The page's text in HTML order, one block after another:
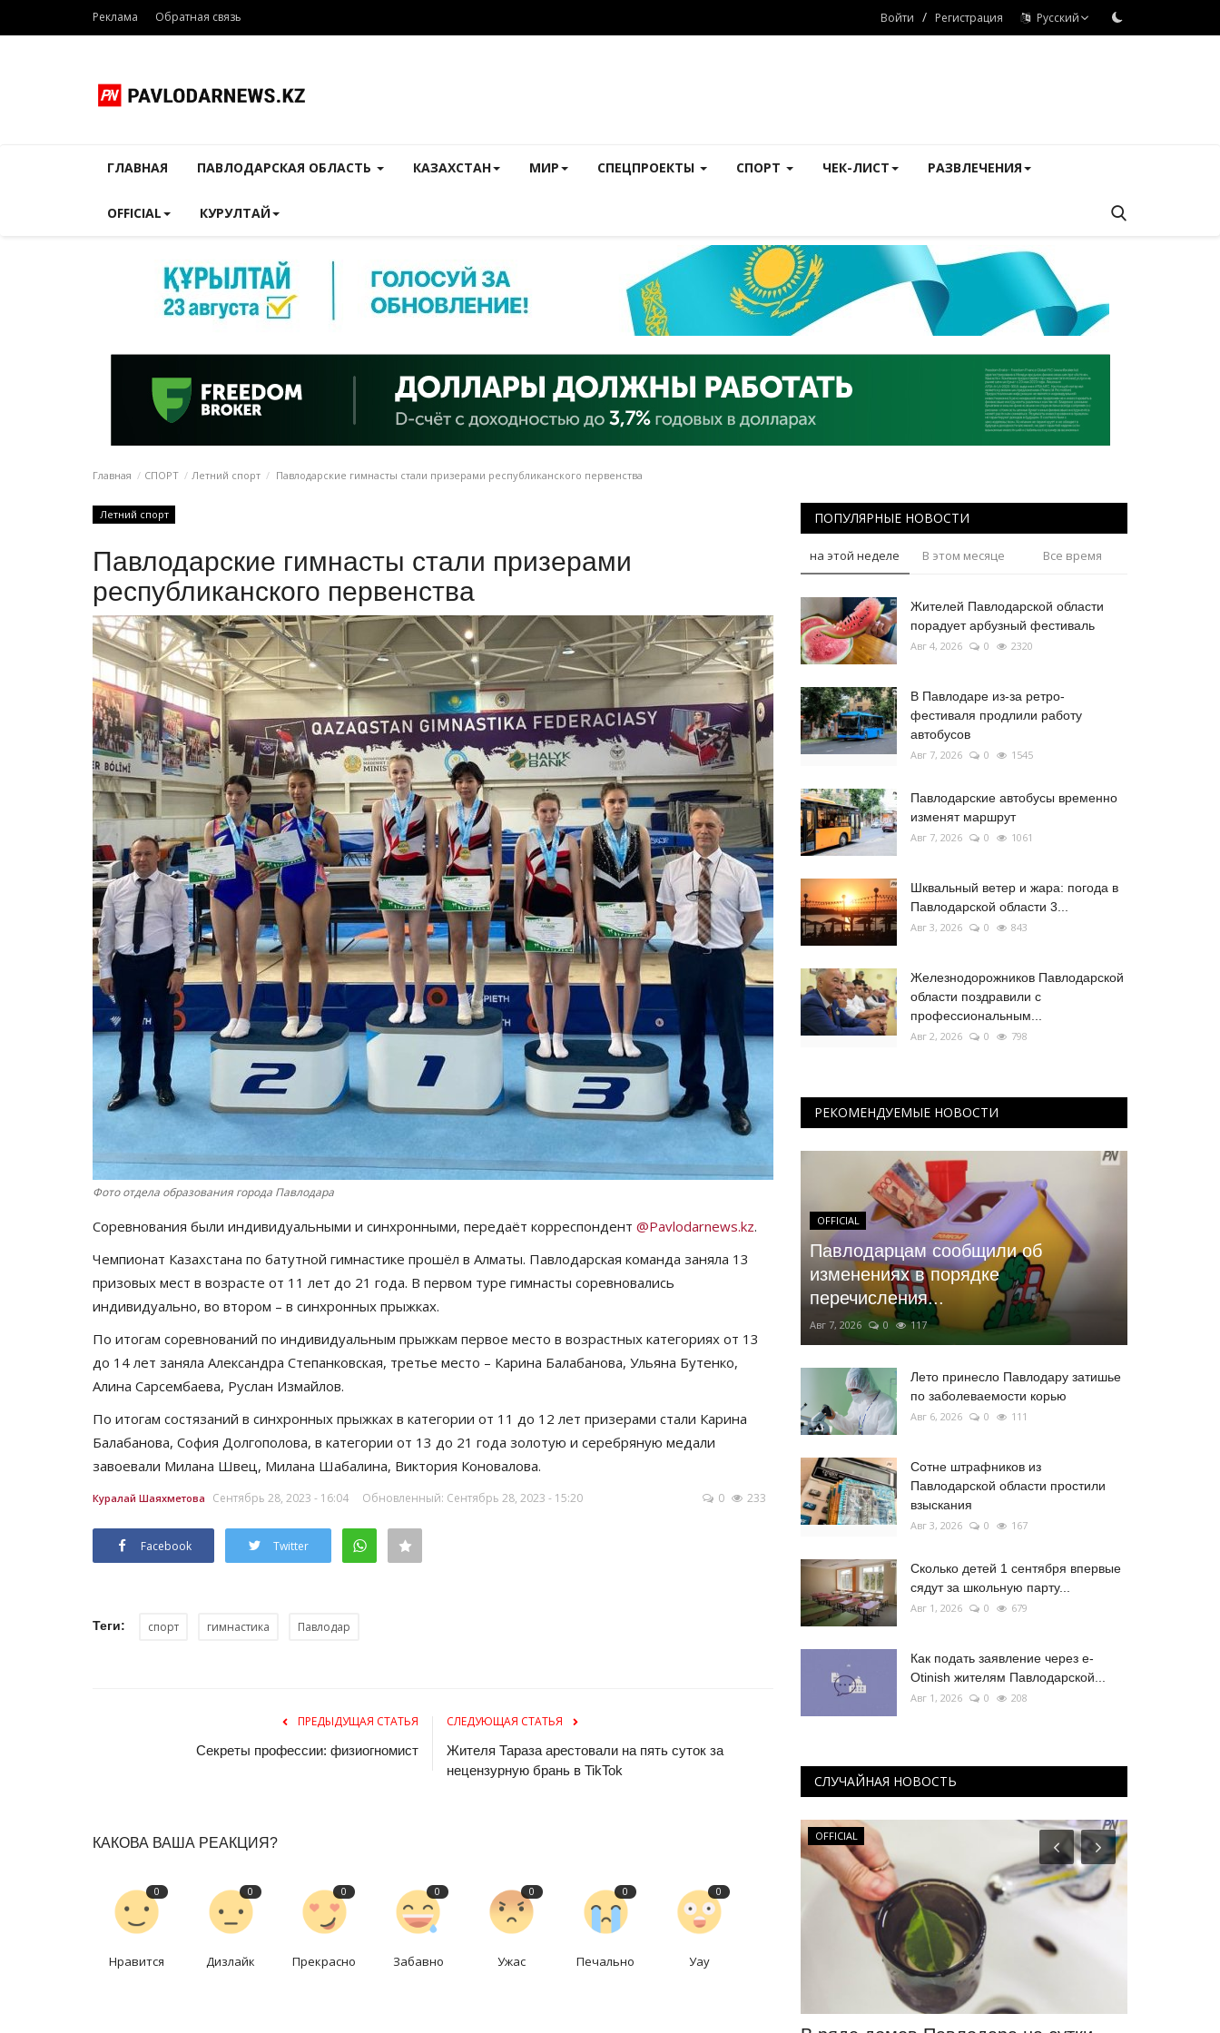
Реклама Обратная связь Войти / Регистрация Русский
ГЛАВНАЯ ПАВЛОДАРСКАЯ ОБЛАСТЬ КАЗАХСТАН МИР СПЕЦПРОЕКТЫ СПОРТ ЧЕК-ЛИСТ РАЗВЛЕЧЕНИЯ
OFFICIAL КУРУЛТАЙ
Главная СПОРТ Летний спорт Павлодарские гимнасты стали призерами республиканского первенства
Летний спорт
Павлодарские гимнасты стали призерами
республиканского первенства
Фото отдела образования города Павлодара
Соревнования были индивидуальными и синхронными, передаёт корреспондент @Pavlodarnews.kz.
Чемпионат Казахстана по батутной гимнастике прошёл в Алматы. Павлодарская команда заняла 13
призовых мест в возрасте от 11 лет до 21 года. В первом туре гимнасты соревновались
индивидуально, во втором – в синхронных прыжках.
По итогам соревнований по индивидуальным прыжкам первое место в возрастных категориях от 13
до 14 лет заняла Александра Степанковская, третье место – Карина Балабанова, Ульяна Бутенко,
Алина Сарсембаева, Руслан Измайлов.
По итогам состязаний в синхронных прыжках в категории от 11 до 12 лет призерами стали Карина
Балабанова, София Долгополова, в категории от 13 до 21 года золотую и серебряную медали
завоевали Милана Швец, Милана Шабалина, Виктория Коновалова.
Куралай Шаяхметова Сентябрь 28, 2023 - 16:04 Обновленный: Сентябрь 28, 2023 - 15:20 0 233
Facebook Twitter
Теги: спорт гимнастика Павлодар
ПРЕДЫДУЩАЯ СТАТЬЯ
Секреты профессии: физиогномист
СЛЕДУЮЩАЯ СТАТЬЯ
Жителя Тараза арестовали на пять суток за
нецензурную брань в TikTok
КАКОВА ВАША РЕАКЦИЯ?
0
Нравится
0
Дизлайк
0
Прекрасно
0
Забавно
0
Ужас
0
Печально
0
Уау
ПОПУЛЯРНЫЕ НОВОСТИ
на этой неделе В этом месяце Все время
Жителей Павлодарской области
порадует арбузный фестиваль
Авг 4, 2026 0 2320
В Павлодаре из-за ретро-
фестиваля продлили работу
автобусов
Авг 7, 2026 0 1545
Павлодарские автобусы временно
изменят маршрут
Авг 7, 2026 0 1061
Шквальный ветер и жара: погода в
Павлодарской области 3...
Авг 3, 2026 0 843
Железнодорожников Павлодарской
области поздравили с
профессиональным...
Авг 2, 2026 0 798
РЕКОМЕНДУЕМЫЕ НОВОСТИ
OFFICIAL
Павлодарцам сообщили об
изменениях в порядке
перечисления...
Авг 7, 2026 0 117
Лето принесло Павлодару затишье
по заболеваемости корью
Авг 6, 2026 0 111
Сотне штрафников из
Павлодарской области простили
взыскания
Авг 3, 2026 0 167
Сколько детей 1 сентября впервые
сядут за школьную парту...
Авг 1, 2026 0 679
Как подать заявление через e-
Otinish жителям Павлодарской...
Авг 1, 2026 0 208
СЛУЧАЙНАЯ НОВОСТЬ
Павлодарские истории OFFICIAL